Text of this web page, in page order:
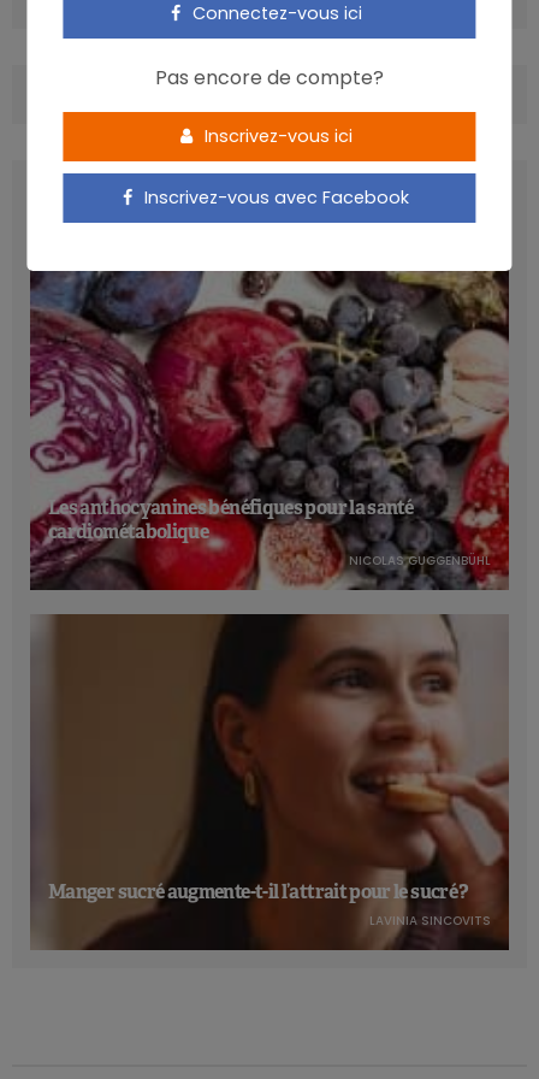
(0)
LATEST POSTS
Les anthocyanines bénéfiques pour la santé
cardiométabolique
NICOLAS GUGGENBÜHL
Manger sucré augmente-t-il l’attrait pour le sucré ?
LAVINIA SINCOVITS
Connectez-vous ici
Pas encore de compte?
Inscrivez-vous ici
Inscrivez-vous avec Facebook